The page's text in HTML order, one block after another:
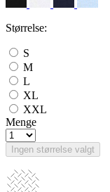
Størrelse:
S
M
L
XL
XXL
Menge
Ingen størrelse valgt